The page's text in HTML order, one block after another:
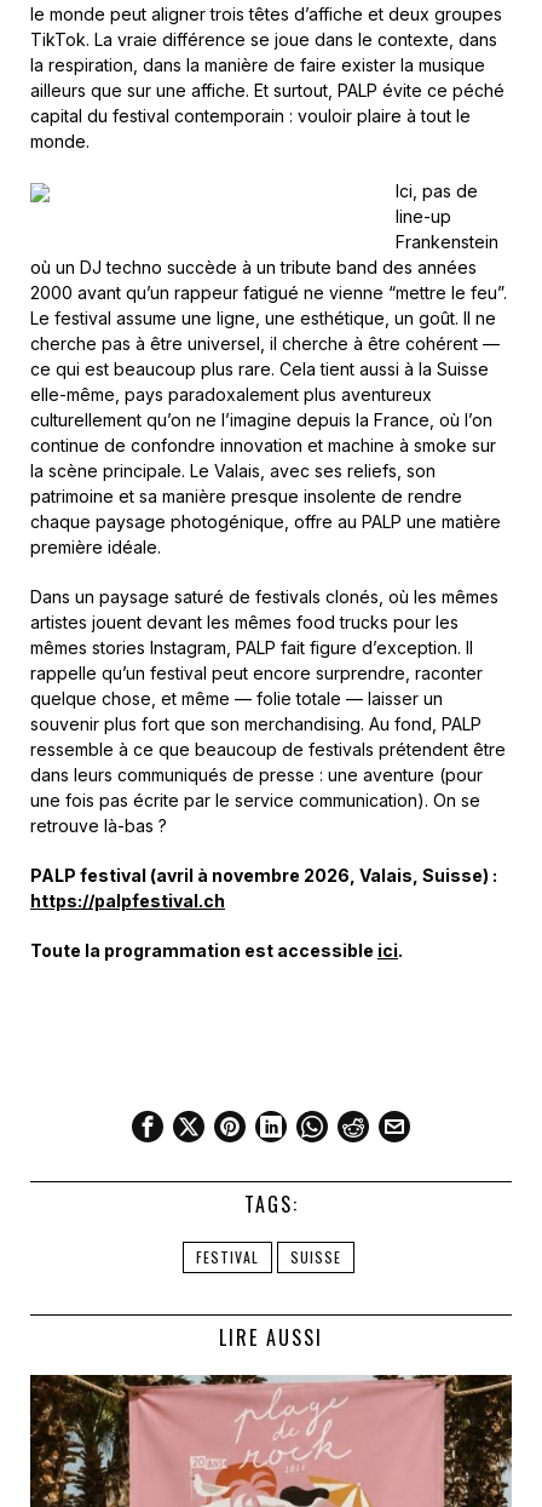
le monde peut aligner trois têtes d’affiche et deux groupes
TikTok. La vraie différence se joue dans le contexte, dans
la respiration, dans la manière de faire exister la musique
ailleurs que sur une affiche. Et surtout, PALP évite ce péché
capital du festival contemporain : vouloir plaire à tout le
monde.
Ici, pas de
line-up
Frankenstein
où un DJ techno succède à un tribute band des années
2000 avant qu’un rappeur fatigué ne vienne “mettre le feu”.
Le festival assume une ligne, une esthétique, un goût. Il ne
cherche pas à être universel, il cherche à être cohérent —
ce qui est beaucoup plus rare. Cela tient aussi à la Suisse
elle-même, pays paradoxalement plus aventureux
culturellement qu’on ne l’imagine depuis la France, où l’on
continue de confondre innovation et machine à smoke sur
la scène principale. Le Valais, avec ses reliefs, son
patrimoine et sa manière presque insolente de rendre
chaque paysage photogénique, offre au PALP une matière
première idéale.
Dans un paysage saturé de festivals clonés, où les mêmes
artistes jouent devant les mêmes food trucks pour les
mêmes stories Instagram, PALP fait figure d’exception. Il
rappelle qu’un festival peut encore surprendre, raconter
quelque chose, et même — folie totale — laisser un
souvenir plus fort que son merchandising. Au fond, PALP
ressemble à ce que beaucoup de festivals prétendent être
dans leurs communiqués de presse : une aventure (pour
une fois pas écrite par le service communication). On se
retrouve là-bas ?
PALP festival (avril à novembre 2026, Valais, Suisse) :
https://palpfestival.ch
Toute la programmation est accessible ici.
TAGS:
FESTIVAL SUISSE
LIRE AUSSI